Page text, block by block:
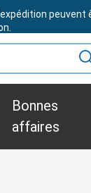
Bonnes
affaires